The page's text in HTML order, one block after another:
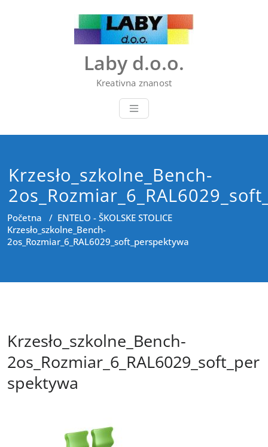
Laby d.o.o.
Kreativna znanost
Krzesło_szkolne_Bench-
Početna / ENTELO - ŠKOLSKE STOLICE
Krzesło_szkolne_Bench-
2os_Rozmiar_6_RAL6029_soft_perspektywa
Krzesło_szkolne_Bench-
2os_Rozmiar_6_RAL6029_soft_per
spektywa